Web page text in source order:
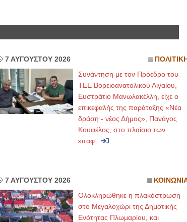
7 ΑΥΓΟΥΣΤΟΥ 2026 ΠΟΛΙΤΙΚΗ
Συνάντηση με τον Πρόεδρο του
ΤΕΕ Βορειοανατολικού Αιγαίου,
Ευστράτιο Μανωλακέλλη, είχε ο
επικεφαλής της παράταξης «Νέα
δράση - νέος Δήμος», Πανάγος
Κουφέλος, στο πλαίσιο των
επαφ...
7 ΑΥΓΟΥΣΤΟΥ 2026
Ολοκληρώθηκε η πλακόστρωση
στο Μεγαλοχώρι της Δημοτικής
Ενότητας Πλωμαρίου, και
Διπλωματούχος Ευρ.Ακαδημίας
2102467085 & 6938502258